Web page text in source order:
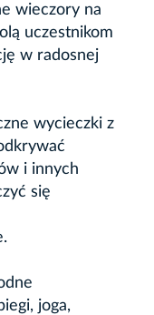
wieczory na
uczestnikom
w radosnej
wycieczki z
i innych
się
joga,